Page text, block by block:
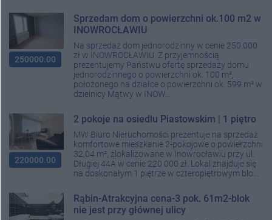
250000.00
Sprzedam dom o powierzchni ok.100 m2 w
INOWROCŁAWIU
Na sprzedaż dom jednorodzinny w cenie 250.000
zł w INOWROCŁAWIU. Z przyjemnością
prezentujemy Państwu ofertę sprzedaży domu
jednorodzinnego o powierzchni ok. 100 m²,
położonego na działce o powierzchni ok. 599 m² w
dzielnicy Mątwy w INOW...
220000.00
2 pokoje na osiedlu Piastowskim | 1 piętro
MW Biuro Nieruchomości prezentuje na sprzedaż
komfortowe mieszkanie 2-pokojowe o powierzchni
32,04 m², zlokalizowane w Inowrocławiu przy ul.
Długiej 44A w cenie 220 000 zł. Lokal znajduje się
na doskonałym 1 piętrze w czteropiętrowym blo...
Rąbin-Atrakcyjna cena-3 pok. 61m2-blok
nie jest przy głównej ulicy